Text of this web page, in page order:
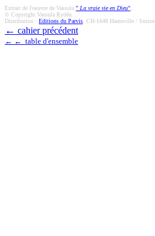
Extrait de l'oeuvre de Vassula " La vraie vie en Dieu"
© Copyright Vassula Rydén
Distribution : Editions du Parvis , CH-1648 Hauteville / Suisse
← cahier précédent
← ← table d'ensemble